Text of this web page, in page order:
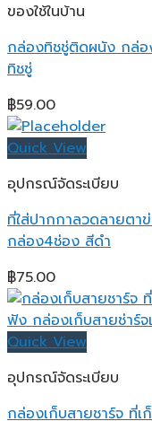
ของใช้ในบ้าน
กล่องทิชชู่ติดผนัง กล่อ
ทิชชู่
฿59.00
Quick View
อุปกรณ์จัดระเบียบ
ที่ใส่ปากกาลวดลายตา
กล่อง4ช่อง สีดำ
฿75.00
Quick View
อุปกรณ์จัดระเบียบ
กล่องเก็บสายชาร์จ ที่